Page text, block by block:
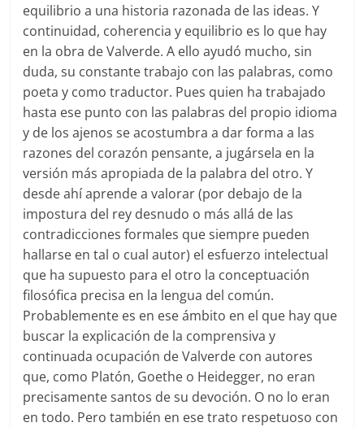
equilibrio a una historia razonada de las ideas. Y
continuidad, coherencia y equilibrio es lo que hay
en la obra de Valverde. A ello ayudó mucho, sin
duda, su constante trabajo con las palabras, como
poeta y como traductor. Pues quien ha trabajado
hasta ese punto con las palabras del propio idioma
y de los ajenos se acostumbra a dar forma a las
razones del corazón pensante, a jugársela en la
versión más apropiada de la palabra del otro. Y
desde ahí aprende a valorar (por debajo de la
impostura del rey desnudo o más allá de las
contradicciones formales que siempre pueden
hallarse en tal o cual autor) el esfuerzo intelectual
que ha supuesto para el otro la conceptuación
filosófica precisa en la lengua del común.
Probablemente es en ese ámbito en el que hay que
buscar la explicación de la comprensiva y
continuada ocupación de Valverde con autores
que, como Platón, Goethe o Heidegger, no eran
precisamente santos de su devoción. O no lo eran
en todo. Pero también en ese trato respetuoso con